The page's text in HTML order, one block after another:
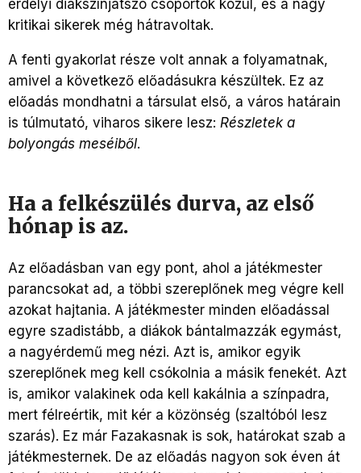
erdélyi diákszínjátszó csoportok közül, és a nagy
kritikai sikerek még hátravoltak.
A fenti gyakorlat része volt annak a folyamatnak,
amivel a következő előadásukra készültek. Ez az
előadás mondhatni a társulat első, a város határain
is túlmutató, viharos sikere lesz: Részletek a
bolyongás meséiből.
Ha a felkészülés durva, az első
hónap is az.
Az előadásban van egy pont, ahol a játékmester
parancsokat ad, a többi szereplőnek meg végre kell
azokat hajtania. A játékmester minden előadással
egyre szadistább, a diákok bántalmazzák egymást,
a nagyérdemű meg nézi. Azt is, amikor egyik
szereplőnek meg kell csókolnia a másik fenekét. Azt
is, amikor valakinek oda kell kakálnia a színpadra,
mert félreértik, mit kér a közönség (szaltóból lesz
szarás). Ez már Fazakasnak is sok, határokat szab a
játékmesternek. De az előadás nagyon sok éven át